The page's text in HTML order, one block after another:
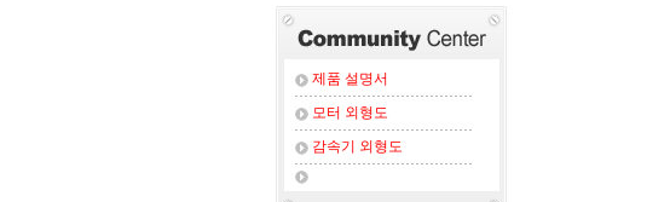
제품 설명서
모터 외형도
감속기 외형도